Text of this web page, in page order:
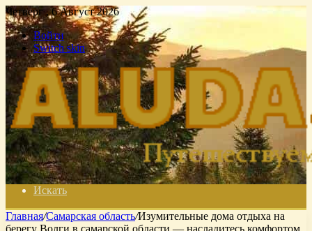
Четверг , 6 Август 2026
Войти
Switch skin
Искать
Главная/Самарская область/Изумительные дома отдыха на
берегу Волги в самарской области — насладитесь комфортом